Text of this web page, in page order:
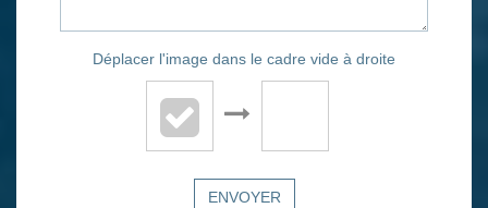
Déplacer l'image dans le cadre vide à droite
ENVOYER